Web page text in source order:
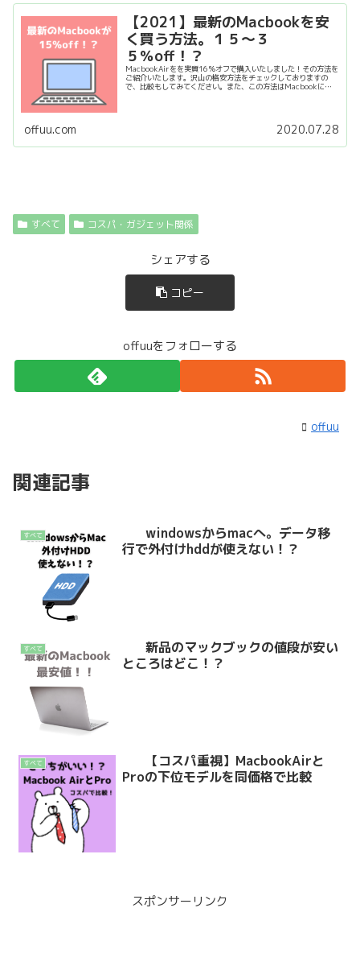
【2021】最新のMacbookを安
く買う方法。１５〜３
５％off！？
MacbookAirをを実質16％オフで購入いたしました！その方法を
ご紹介いたします。沢山の格安方法をチェックしておりますの
で、比較もしてみてください。また、この方法はMacbookに限
offuu.com 2020.07.28
すべて コスパ・ガジェット関係
シェアする
コピー
offuuをフォローする
offuu
関連記事
すべて
行で外付けhddが使えない！？
すべて
ところはどこ！？
すべて
Proの下位モデルを同価格で比較
スポンサーリンク